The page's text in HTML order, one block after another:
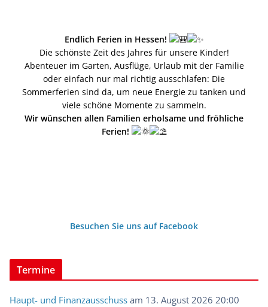
Endlich Ferien in Hessen!
Die schönste Zeit des Jahres für unsere Kinder!
Abenteuer im Garten, Ausflüge, Urlaub mit der Familie
oder einfach nur mal richtig ausschlafen: Die
Sommerferien sind da, um neue Energie zu tanken und
viele schöne Momente zu sammeln.
Wir wünschen allen Familien erholsame und fröhliche
Ferien!
Besuchen Sie uns auf Facebook
Termine
Haupt- und Finanzausschuss am 13. August 2026 20:00